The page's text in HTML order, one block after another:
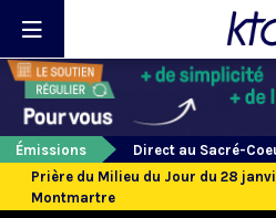
Émissions
Direct au Sacré-
Prière du Milieu du Jour du 28
Montmartre